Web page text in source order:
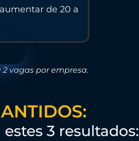
de 20 a
vagas por empresa.
3 resultados: